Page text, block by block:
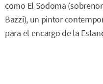
como El Sodoma
Bazzi), un pintor
para el encargo de la